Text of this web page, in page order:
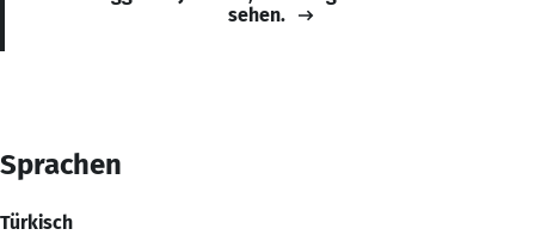
sehen.
Sprachen
Türkisch